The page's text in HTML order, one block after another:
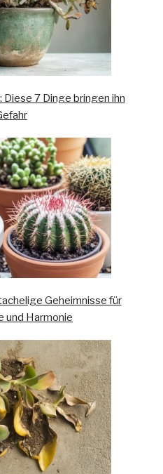
7 Dinge bringen ihn
Geheimnisse für
und Harmonie